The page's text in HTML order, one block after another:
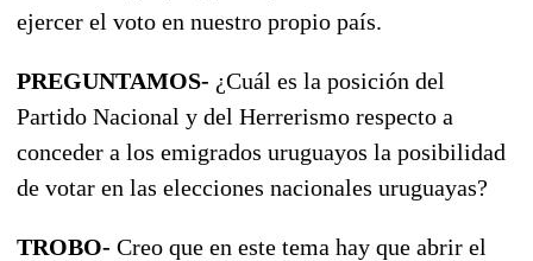
ejercer el voto en nuestro propio país.
PREGUNTAMOS- ¿Cuál es la posición del
Partido Nacional y del Herrerismo respecto a
conceder a los emigrados uruguayos la posibilidad
de votar en las elecciones nacionales uruguayas?
TROBO- Creo que en este tema hay que abrir el